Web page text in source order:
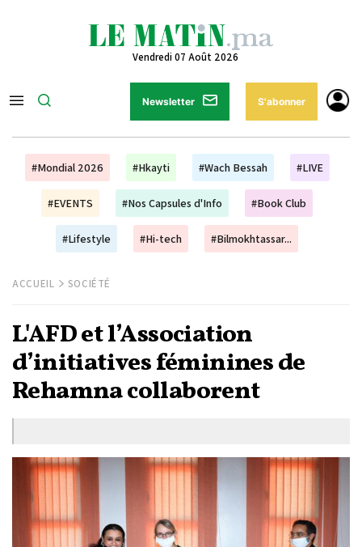
Vendredi 07 Août 2026
Newsletter S'abonner
#Mondial 2026 #Hkayti #Wach Bessah #LIVE
#EVENTS #Nos Capsules d'Info #Book Club
#Lifestyle #Hi-tech #Bilmokhtassar...
ACCUEIL SOCIÉTÉ
L'AFD et l’Association
d’initiatives féminines de
Rehamna collaborent